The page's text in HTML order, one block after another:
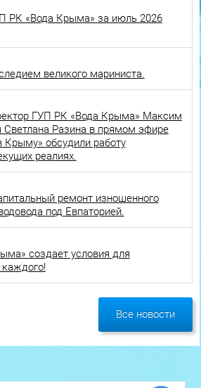
РК «Вода Крыма» за июль 2026
великого мариниста.
ГУП РК «Вода Крыма» Максим
Разина в прямом эфире
Крыму» обсудили работу
реалиях.
ремонт изношенного
под Евпаторией.
создает условия для
Все новости